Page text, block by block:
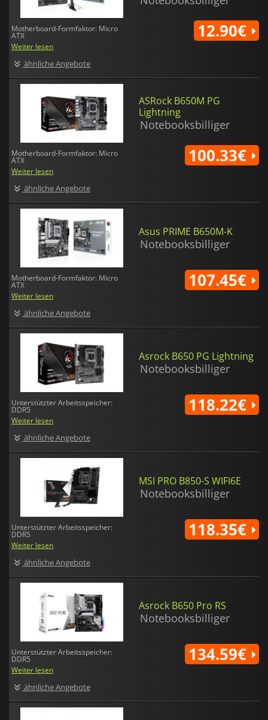
Motherboard-Formfaktor: Micro
ATX
Weiter lesen
ähnliche Angebote
12.90€
ASRock B650M PG
Lightning
Notebooksbilliger
Motherboard-Formfaktor: Micro
ATX
Weiter lesen
ähnliche Angebote
100.33€
Asus PRIME B650M-K
Notebooksbilliger
Motherboard-Formfaktor: Micro
ATX
Weiter lesen
ähnliche Angebote
107.45€
Asrock B650 PG Lightning
Notebooksbilliger
Unterstützter Arbeitsspeicher:
DDR5
Weiter lesen
ähnliche Angebote
118.22€
MSI PRO B850-S WIFI6E
Notebooksbilliger
Unterstützter Arbeitsspeicher:
DDR5
Weiter lesen
ähnliche Angebote
118.35€
Asrock B650 Pro RS
Notebooksbilliger
Unterstützter Arbeitsspeicher:
DDR5
Weiter lesen
ähnliche Angebote
134.59€